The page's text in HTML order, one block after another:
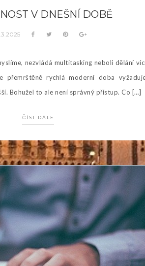
V DNEŠNÍ DOBĚ
nezvládá multitasking neboli dělání
přemrštěně rychlá moderní doba
Bohužel to ale není správný přístup. Co […]
ČÍST DÁLE